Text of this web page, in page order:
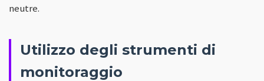
neutre.
Utilizzo degli strumenti di
monitoraggio